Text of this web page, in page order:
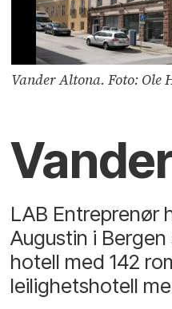
Vander Altona. Foto: Ole
LAB Entreprenør
Augustin i
hotell med 142
leilighetshotell